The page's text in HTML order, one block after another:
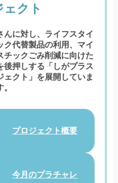
ェクト
んに対し、ライフスタイ
代替製品の利用、 マイ
チックごみ削減に向けた
後押しする 「しがプラス
クト」を展開していま
。
プロジェクト概要
今月のプラチャレ